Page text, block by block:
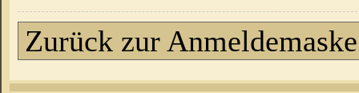
Zurück zur Anmeldemaske